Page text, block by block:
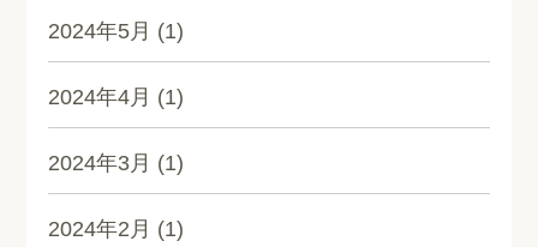
2024年5月 (1)
2024年4月 (1)
2024年3月 (1)
2024年2月 (1)